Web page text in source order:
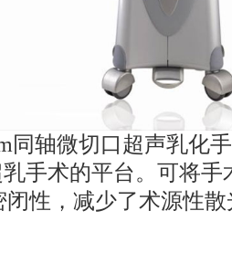
同轴微切口超声乳化
手术的平台。可将
性，减少了术源性散